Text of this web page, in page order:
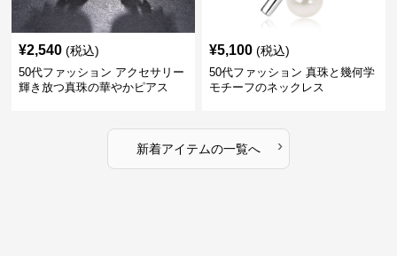
¥2,540 (税込)
50代ファッション アクセサリー
輝き放つ真珠の華やかピアス
¥5,100 (税込)
50代ファッション 真珠と幾何学
モチーフのネックレス
新着アイテムの一覧へ ›